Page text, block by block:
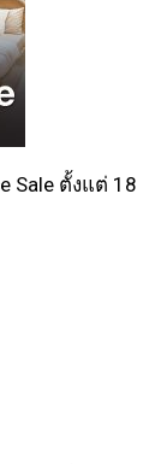
Sale ตั้งแต่ 18